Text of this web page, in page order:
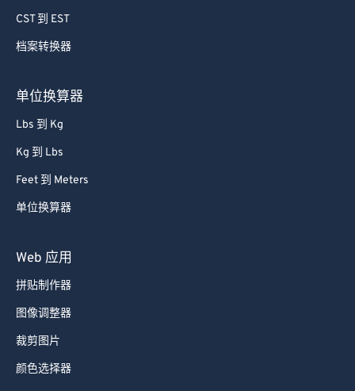
CST 到 EST
档案转换器
单位换算器
Lbs 到 Kg
Kg 到 Lbs
Feet 到 Meters
单位换算器
Web 应用
拼贴制作器
图像调整器
裁剪图片
颜色选择器